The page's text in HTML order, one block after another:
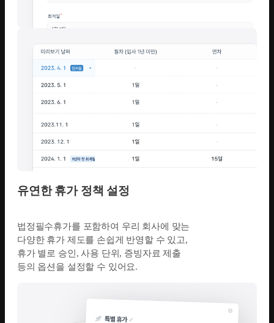
유연한 휴가 정책 설정
법정필수휴가를 포함하여 우리 회사에 맞는
다양한 휴가 제도를 손쉽게 반영할 수 있고,
휴가 별로 승인, 사용 단위, 증빙자료 제출
등의 옵션을 설정할 수 있어요.